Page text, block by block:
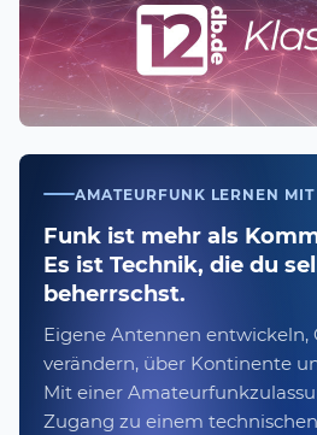
AMATEURFUNK LERNEN MIT
Funk ist mehr als
Es ist Technik, die du
beherrschst.
Eigene Antennen entwickeln,
verändern, über Kontinente
Mit einer
Zugang zu einem